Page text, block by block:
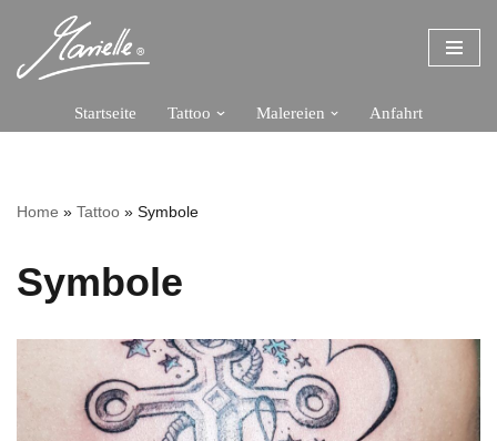
Zum
Inhalt
springenStartseite Tattoo Malereien Anfahrt
Home » Tattoo » Symbole
Symbole